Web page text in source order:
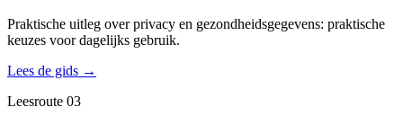
Praktische uitleg over privacy en gezondheidsgegevens: praktische
keuzes voor dagelijks gebruik.
Lees de gids →
Leesroute 03